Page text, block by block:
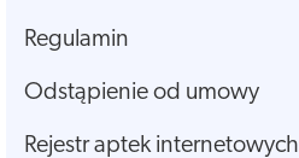
Regulamin
Odstąpienie od umowy
Rejestr aptek internetowych